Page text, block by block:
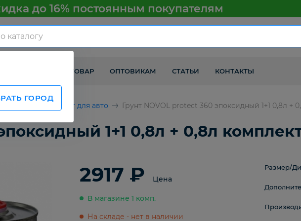
до 16% постоянным покупателям
ГОРОД
КАК ПОЛУЧИТЬ ТОВАР ОПТОВИКАМ СТАТЬИ КОНТАКТЫ
Грунт для авто Грунт NOVOL protect 360 эпоксидный 1+1 0,8л +
1+1 0,8л + 0,8л
2917 ₽ Цена
В магазине 1 комп.
На складе - нет в наличии
Размер/